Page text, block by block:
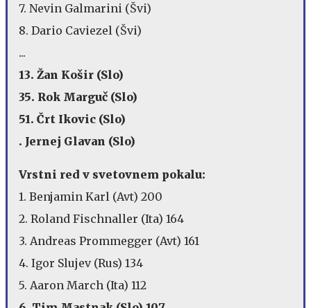
7. Nevin Galmarini (Švi)
8. Dario Caviezel (Švi)
...
13. Žan Košir (Slo)
35. Rok Marguč (Slo)
51. Črt Ikovic (Slo)
. Jernej Glavan (Slo)
Vrstni red v svetovnem pokalu:
1. Benjamin Karl (Avt) 200
2. Roland Fischnaller (Ita) 164
3. Andreas Prommegger (Avt) 161
4. Igor Slujev (Rus) 134
5. Aaron March (Ita) 112